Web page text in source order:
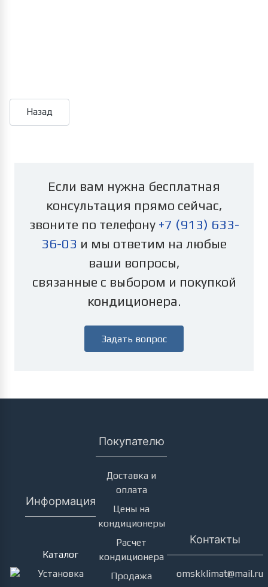
Если вам нужна бесплатная
консультация прямо сейчас,
звоните по телефону +7 (913) 633-
36-03 и мы ответим на любые
ваши вопросы,
связанные с выбором и покупкой
кондиционера.
Задать вопрос
Информация
Каталог
Установка
Покупателю
Доставка и
оплата
Цены на
кондиционеры
Расчет
кондиционера
Продажа
Контакты
omskklimat@mail.ru